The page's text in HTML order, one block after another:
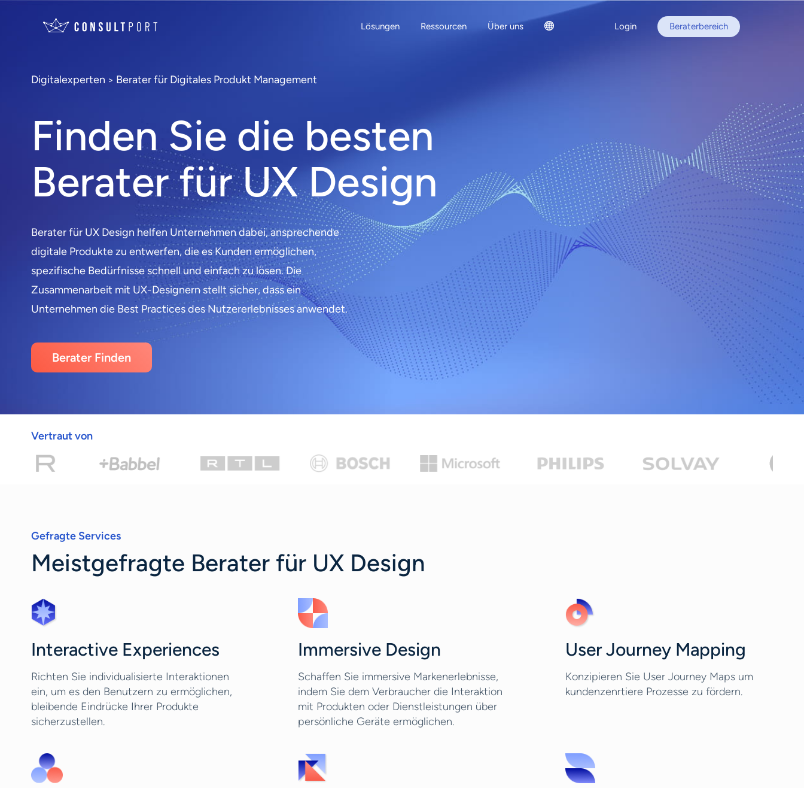
Lösungen Ressourcen Über uns Login Beraterbereich
Digitalexperten > Berater für Digitales Produkt Management
Finden Sie die besten
Berater für UX Design
Berater für UX Design helfen Unternehmen dabei, ansprechende
digitale Produkte zu entwerfen, die es Kunden ermöglichen,
spezifische Bedürfnisse schnell und einfach zu lösen. Die
Zusammenarbeit mit UX-Designern stellt sicher, dass ein
Unternehmen die Best Practices des Nutzererlebnisses anwendet.
Berater Finden
Vertraut von
Gefragte Services
Meistgefragte Berater für UX Design
Interactive Experiences
Richten Sie individualisierte Interaktionen
ein, um es den Benutzern zu ermöglichen,
bleibende Eindrücke Ihrer Produkte
sicherzustellen.
Immersive Design
Schaffen Sie immersive Markenerlebnisse,
indem Sie dem Verbraucher die Interaktion
mit Produkten oder Dienstleistungen über
persönliche Geräte ermöglichen.
User Journey Mapping
Konzipieren Sie User Journey Maps um
kundenzenrtiere Prozesse zu fördern.